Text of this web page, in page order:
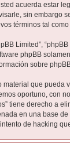
acuerda
sin
términos tal
Limited”,
phpBB
sobre
que pueda
oportuno, con
tiene derecho a
en una base
de hacking